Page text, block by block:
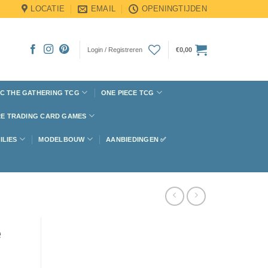
LOCATIE EMAIL OPENINGTIJDEN
Login / Registreren €0,00
THE GATHERING TCG ONE PIECE TCG
TRADING CARD GAMES
MODELBOUW AANBIEDINGEN ✅